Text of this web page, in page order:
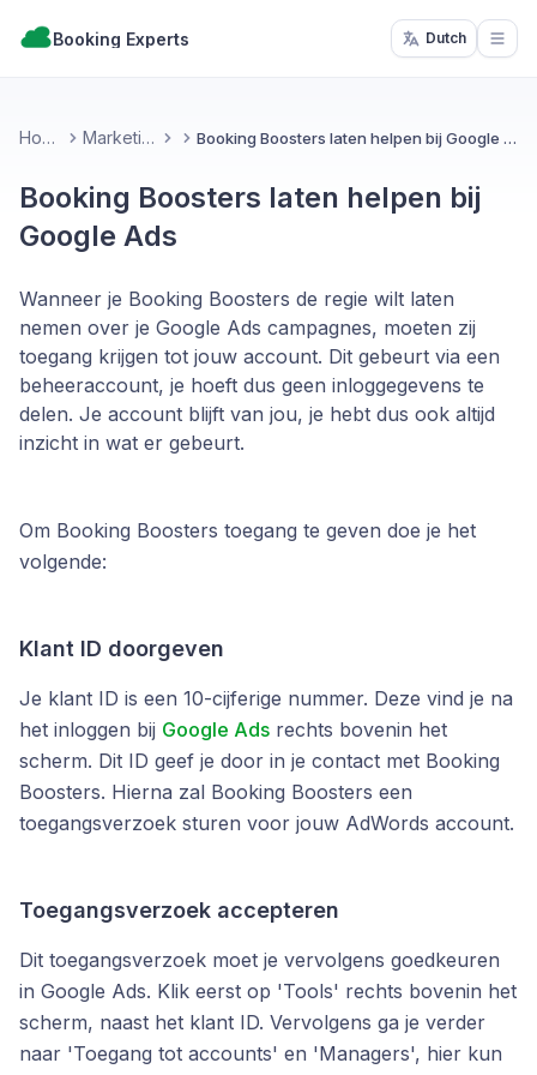
Booking Experts Dutch
Home Marketing Booking Boosters laten helpen bij Google Ads
Booking Boosters laten helpen bij
Google Ads
Wanneer je Booking Boosters de regie wilt laten
nemen over je Google Ads campagnes, moeten zij
toegang krijgen tot jouw account. Dit gebeurt via een
beheeraccount, je hoeft dus geen inloggegevens te
delen. Je account blijft van jou, je hebt dus ook altijd
inzicht in wat er gebeurt.
Om Booking Boosters toegang te geven doe je het
volgende:
Klant ID doorgeven
Je klant ID is een 10-cijferige nummer. Deze vind je na
het inloggen bij Google Ads rechts bovenin het
scherm. Dit ID geef je door in je contact met Booking
Boosters. Hierna zal Booking Boosters een
toegangsverzoek sturen voor jouw AdWords account.
Toegangsverzoek accepteren
Dit toegangsverzoek moet je vervolgens goedkeuren
in Google Ads. Klik eerst op 'Tools' rechts bovenin het
scherm, naast het klant ID. Vervolgens ga je verder
naar 'Toegang tot accounts' en 'Managers', hier kun